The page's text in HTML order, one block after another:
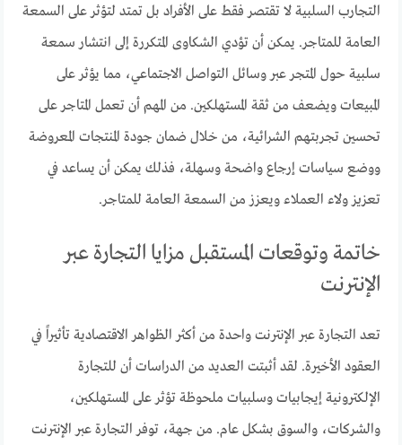
التجارب السلبية لا تقتصر فقط على الأفراد بل تمتد لتؤثر على السمعة
العامة للمتاجر. يمكن أن تؤدي الشكاوى المتكررة إلى انتشار سمعة
سلبية حول المتجر عبر وسائل التواصل الاجتماعي، مما يؤثر على
المبيعات ويضعف من ثقة المستهلكين. من المهم أن تعمل المتاجر على
تحسين تجربتهم الشرائية، من خلال ضمان جودة المنتجات المعروضة
ووضع سياسات إرجاع واضحة وسهلة، فذلك يمكن أن يساعد في
تعزيز ولاء العملاء ويعزز من السمعة العامة للمتاجر.
خاتمة وتوقعات المستقبل مزايا التجارة عبر
الإنترنت
تعد التجارة عبر الإنترنت واحدة من أكثر الظواهر الاقتصادية تأثيراً في
العقود الأخيرة. لقد أثبتت العديد من الدراسات أن للتجارة
الإلكترونية إيجابيات وسلبيات ملحوظة تؤثر على المستهلكين،
والشركات، والسوق بشكل عام. من جهة، توفر التجارة عبر الإنترنت